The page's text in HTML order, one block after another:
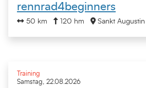
rennrad4beginners
50 km 120 hm Sankt Augustin
Training
Samstag, 22.08.2026